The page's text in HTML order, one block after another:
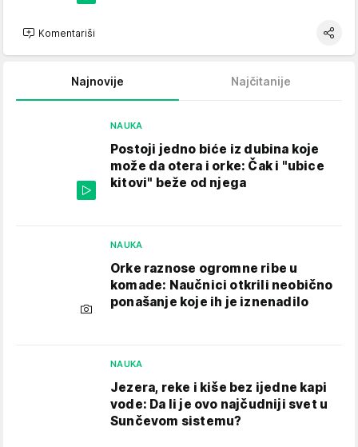
Komentariši
Najnovije Najčitanije
NAUKA
Postoji jedno biće iz dubina koje
može da otera i orke: Čak i "ubice
kitovi" beže od njega
NAUKA
Orke raznose ogromne ribe u
komade: Naučnici otkrili neobično
ponašanje koje ih je iznenadilo
NAUKA
Jezera, reke i kiše bez ijedne kapi
vode: Da li je ovo najčudniji svet u
Sunčevom sistemu?